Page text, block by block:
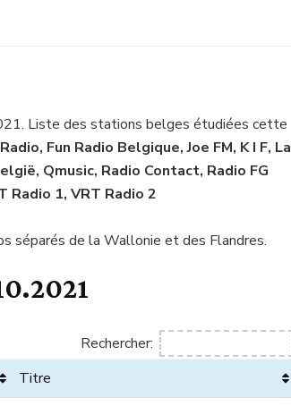
Liste des stations belges étudiées cette
Fun Radio Belgique, Joe FM, K I F, La
Qmusic, Radio Contact, Radio FG
Radio 1, VRT Radio 2
séparés de la Wallonie et des Flandres.
Rechercher:
Titre